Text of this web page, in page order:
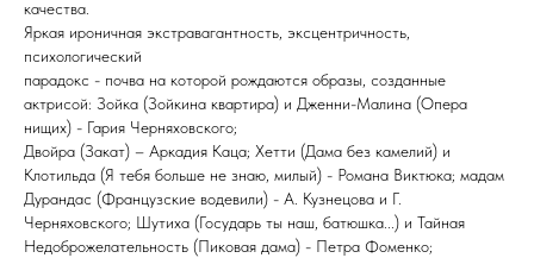
качества.
Яркая ироничная экстравагантность, эксцентричность,
психологический
парадокс - почва на которой рождаются образы, созданные
актрисой: Зойка (Зойкина квартира) и Дженни-Малина (Опера
нищих) - Гария Черняховского;
Двойра (Закат) – Аркадия Каца; Хетти (Дама без камелий) и
Клотильда (Я тебя больше не знаю, милый) - Романа Виктюка; мадам
Дурандас (Французские водевили) - А. Кузнецова и Г.
Черняховского; Шутиха (Государь ты наш, батюшка...) и Тайная
Недоброжелательность (Пиковая дама) - Петра Фоменко;